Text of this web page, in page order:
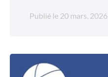
Publié le 20 mars, 2026